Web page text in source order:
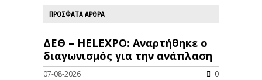
ΠΡΟΣΦΑΤΑ ΑΡΘΡΑ
ΔΕΘ – HELEXPO: Αναρτήθηκε ο
διαγωνισμός για την ανάπλαση
07-08-2026 0